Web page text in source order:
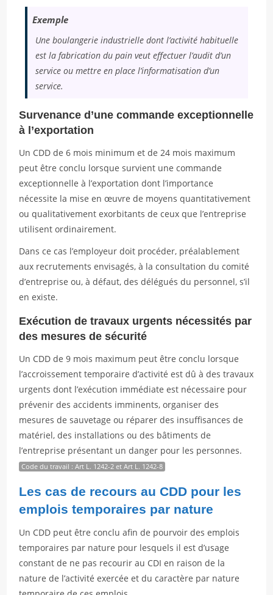
Exemple
Une boulangerie industrielle dont l’activité habituelle
est la fabrication du pain veut effectuer l’audit d’un
service ou mettre en place l’informatisation d’un
service.
Survenance d’une commande exceptionnelle
à l’exportation
Un CDD de 6 mois minimum et de 24 mois maximum
peut être conclu lorsque survient une commande
exceptionnelle à l’exportation dont l’importance
nécessite la mise en œuvre de moyens quantitativement
ou qualitativement exorbitants de ceux que l’entreprise
utilisent ordinairement.
Dans ce cas l’employeur doit procéder, préalablement
aux recrutements envisagés, à la consultation du comité
d’entreprise ou, à défaut, des délégués du personnel, s’il
en existe.
Exécution de travaux urgents nécessités par
des mesures de sécurité
Un CDD de 9 mois maximum peut être conclu lorsque
l’accroissement temporaire d’activité est dû à des travaux
urgents dont l’exécution immédiate est nécessaire pour
prévenir des accidents imminents, organiser des
mesures de sauvetage ou réparer des insuffisances de
matériel, des installations ou des bâtiments de
l’entreprise présentant un danger pour les personnes.
Code du travail : Art L. 1242-2 et Art L. 1242-8
Les cas de recours au CDD pour les
emplois temporaires par nature
Un CDD peut être conclu afin de pourvoir des emplois
temporaires par nature pour lesquels il est d’usage
constant de ne pas recourir au CDI en raison de la
nature de l’activité exercée et du caractère par nature